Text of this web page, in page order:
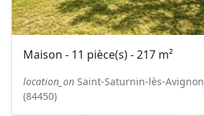
Maison - 11 pièce(s) - 217 m²
location_on Saint-Saturnin-lès-Avignon
(84450)